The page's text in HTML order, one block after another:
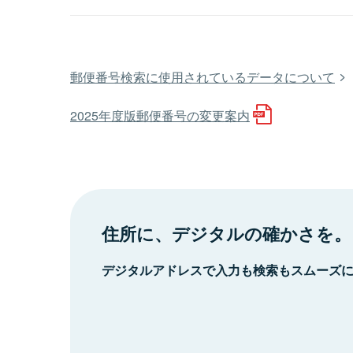
郵便番号検索に使用されているデータについて
2025年度版郵便番号の変更案内
住所に、デジタルの確かさを。
デジタルアドレスで入力も検索もスムーズ